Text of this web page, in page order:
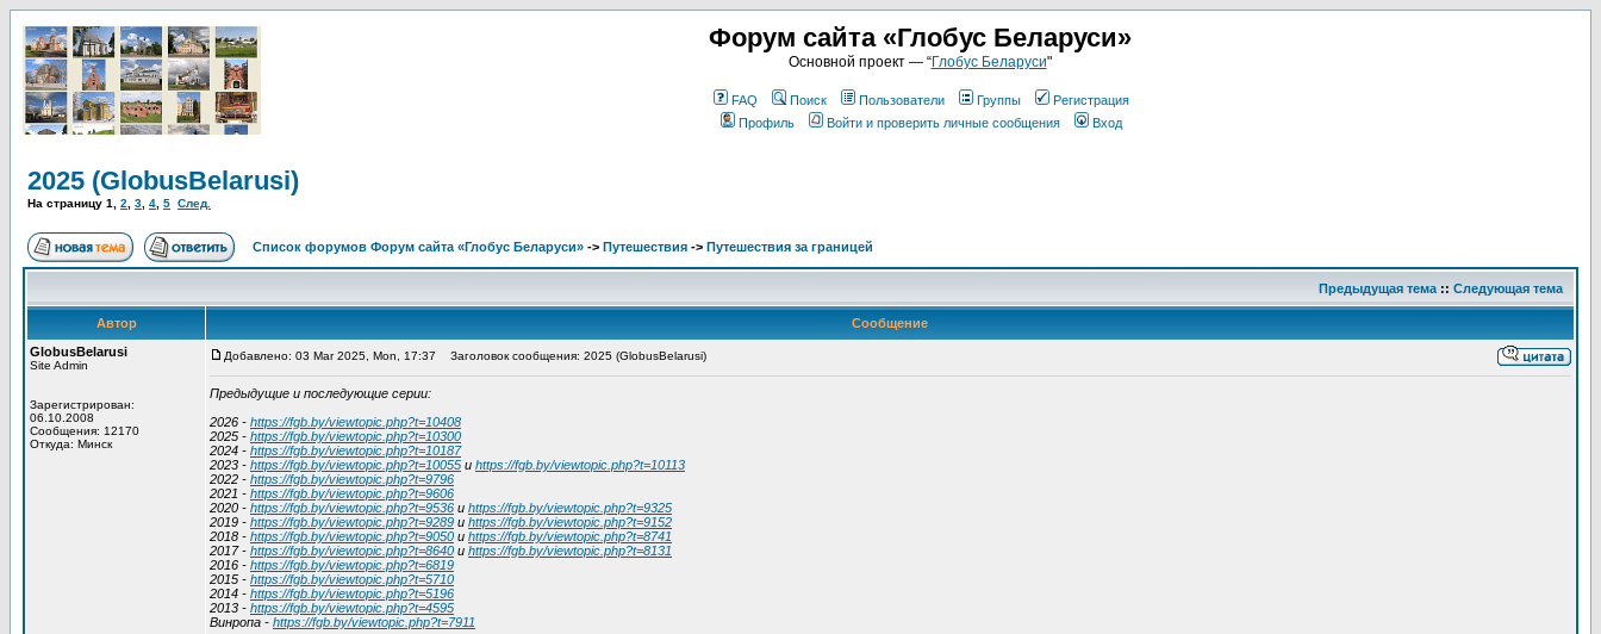
Форум сайта «Глобус Беларуси»
Основной проект — “Глобус Беларуси"
FAQ Поиск Пользователи Группы
Регистрация
Профиль
Войти и проверить личные сообщения Вход
2025 (GlobusBelarusi)
На страницу 1 2 3 4 5 След.
Список форумов Форум сайта «Глобус Беларуси» -> Путешествия -> Путешествия за границей
Предыдущая тема :: Следующая тема
Автор
Сообщение
GlobusBelarusi
Site Admin
Зарегистрирован:
06.10.2008
Сообщения: 12170
Откуда: Минск
Добавлено: 03 Mar 2025, Mon, 17:37 Заголовок сообщения: 2025 (GlobusBelarusi)
Предыдущие и последующие серии:
2026 - https://fgb.by/viewtopic.php?t=10408
2025 - https://fgb.by/viewtopic.php?t=10300
2024 - https://fgb.by/viewtopic.php?t=10187
2023 - https://fgb.by/viewtopic.php?t=10055 и https://fgb.by/viewtopic.php?t=10113
2022 - https://fgb.by/viewtopic.php?t=9796
2021 - https://fgb.by/viewtopic.php?t=9606
2020 - https://fgb.by/viewtopic.php?t=9536 и https://fgb.by/viewtopic.php?t=9325
2019 - https://fgb.by/viewtopic.php?t=9289 и https://fgb.by/viewtopic.php?t=9152
2018 - https://fgb.by/viewtopic.php?t=9050 и https://fgb.by/viewtopic.php?t=8741
2017 - https://fgb.by/viewtopic.php?t=8640 и https://fgb.by/viewtopic.php?t=8131
2016 - https://fgb.by/viewtopic.php?t=6819
2015 - https://fgb.by/viewtopic.php?t=5710
2014 - https://fgb.by/viewtopic.php?t=5196
2013 - https://fgb.by/viewtopic.php?t=4595
Винропа - https://fgb.by/viewtopic.php?t=7911